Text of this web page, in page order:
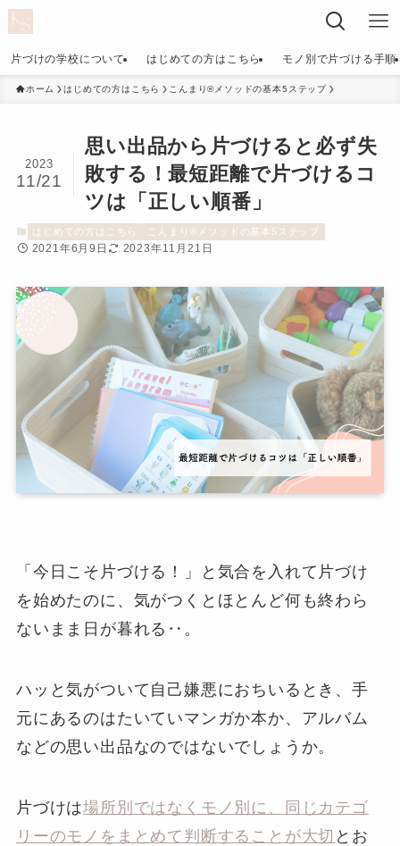
片づけの学校について はじめての方はこちら モノ別で片づける手順
ホーム はじめての方はこちら こんまり®︎メソッドの基本5ステップ
思い出品から片づけると必ず失
敗する！最短距離で片づけるコ
ツは「正しい順番」
2023
11/21
はじめての方はこちら こんまり®︎メソッドの基本5ステップ
2021年6月9日 2023年11月21日
「今日こそ片づける！」と気合を入れて片づけ
を始めたのに、気がつくとほとんど何も終わら
ないまま日が暮れる‥。
ハッと気がついて自己嫌悪におちいるとき、手
元にあるのはたいていマンガか本か、アルバム
などの思い出品なのではないでしょうか。
片づけは場所別ではなくモノ別に、同じカテゴ
リーのモノをまとめて判断することが大切 とお